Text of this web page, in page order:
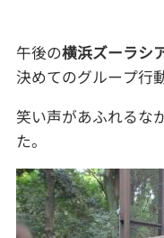
午後の横浜ズーラシ
決めてのグループ行
笑い声があふれるな
た。